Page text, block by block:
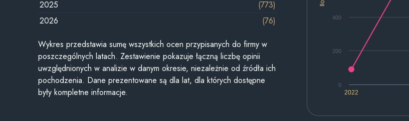
2022
0
200
400
2025
(773)
2026
(76)
Wykres przedstawia sumę wszystkich ocen przypisanych do firmy w
poszczególnych latach. Zestawienie pokazuje łączną liczbę opinii
uwzględnionych w analizie w danym okresie, niezależnie od źródła ich
pochodzenia. Dane prezentowane są dla lat, dla których dostępne
były kompletne informacje.